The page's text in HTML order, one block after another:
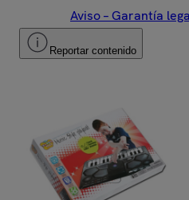
Aviso – Garantía
Reportar contenido